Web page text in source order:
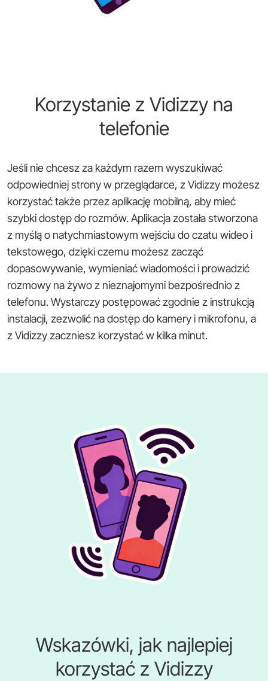
Korzystanie z Vidizzy na
telefonie
Jeśli nie chcesz za każdym razem wyszukiwać
odpowiedniej strony w przeglądarce, z Vidizzy możesz
korzystać także przez aplikację mobilną, aby mieć
szybki dostęp do rozmów. Aplikacja została stworzona
z myślą o natychmiastowym wejściu do czatu wideo i
tekstowego, dzięki czemu możesz zacząć
dopasowywanie, wymieniać wiadomości i prowadzić
rozmowy na żywo z nieznajomymi bezpośrednio z
telefonu. Wystarczy postępować zgodnie z instrukcją
instalacji, zezwolić na dostęp do kamery i mikrofonu, a
z Vidizzy zaczniesz korzystać w kilka minut.
Wskazówki, jak najlepiej
korzystać z Vidizzy